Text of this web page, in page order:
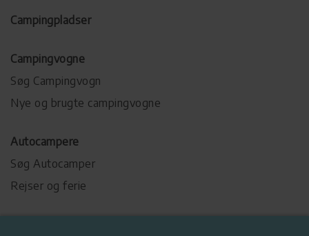
Campingpladser
Campingvogne
Søg Campingvogn
Nye og brugte campingvogne
Autocampere
Søg Autocamper
Rejser og ferie